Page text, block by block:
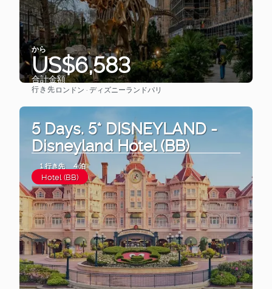
から
US$6,583
合計金額
見る
行き先ロンドン · ディズニーランドパリ
5 Days. 5* DISNEYLAND -
Disneyland Hotel (BB)
1 行き先 4 泊
Hotel (BB)